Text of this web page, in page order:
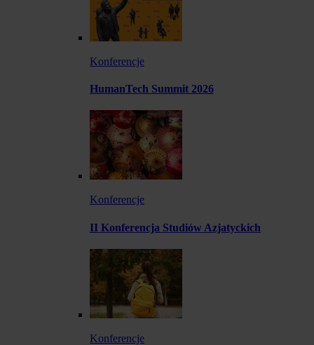
Konferencje
HumanTech Summit 2026
Konferencje
II Konferencja Studiów Azjatyckich
Konferencje